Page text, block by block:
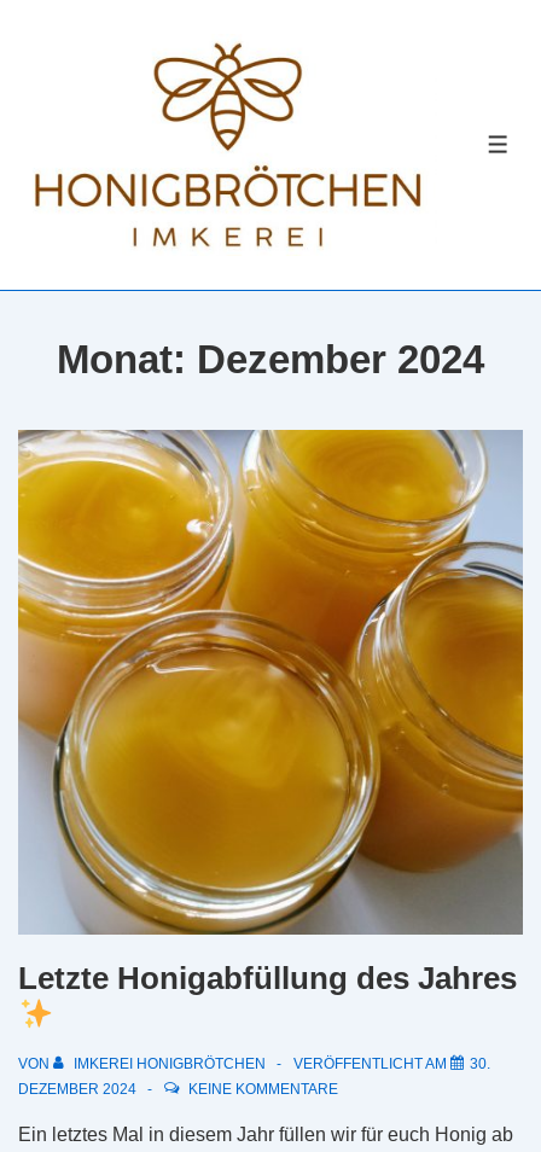
Monat: Dezember 2024
Letzte Honigabfüllung des Jahres
VON IMKEREI HONIGBRÖTCHEN VERÖFFENTLICHT AM
30.
DEZEMBER 2024
KEINE KOMMENTARE
Ein letztes Mal in diesem Jahr füllen wir für euch Honig ab